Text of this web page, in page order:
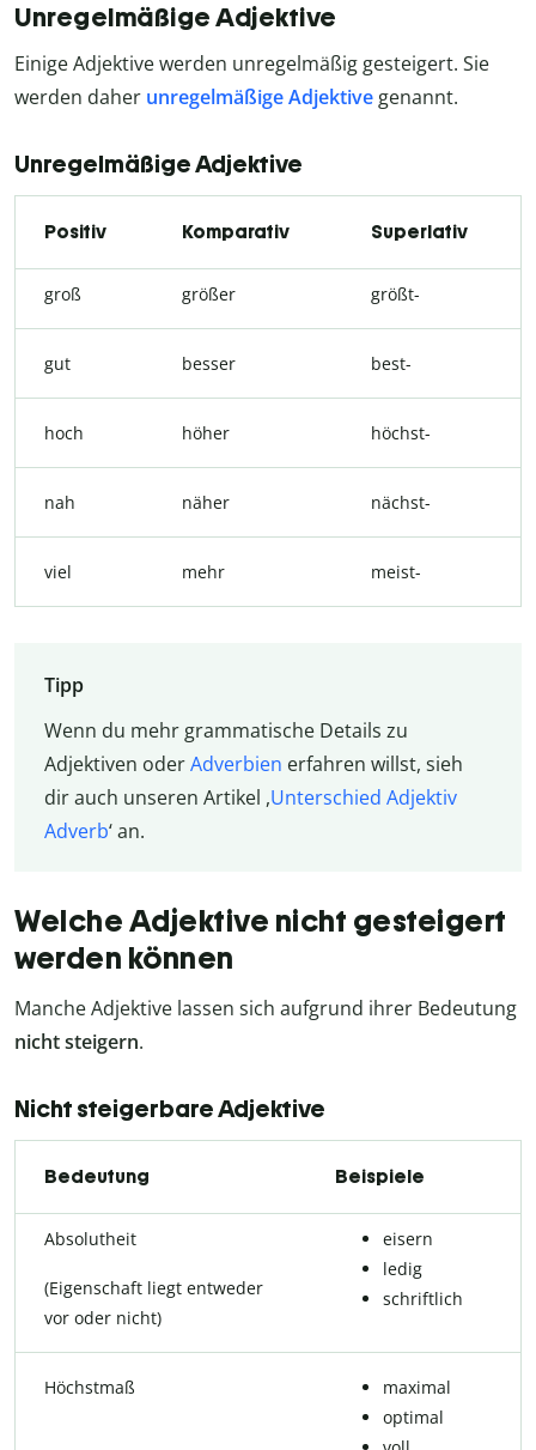
Unregelmäßige Adjektive
Einige Adjektive werden unregelmäßig gesteigert. Sie
werden daher unregelmäßige Adjektivegenannt.
Unregelmäßige Adjektive
Positiv Komparativ Superlativ
groß größer größt-
gut besser best-
hoch höher höchst-
nah näher nächst-
viel mehr meist-
Tipp
Wenn du mehr grammatische Details zu
Adjektiven oderAdverbien erfahren willst, sieh
dir auch unseren Artikel ,Unterschied Adjektiv
Adverb‘ an.
Welche Adjektive nicht gesteigert
werden können
Manche Adjektive lassen sich aufgrund ihrer Bedeutung
nicht steigern.
Nicht steigerbare Adjektive
Bedeutung Beispiele
Absolutheit
(Eigenschaft liegt entweder
vor oder nicht)
eisern
ledig
schriftlich
Höchstmaß
maximal
optimal